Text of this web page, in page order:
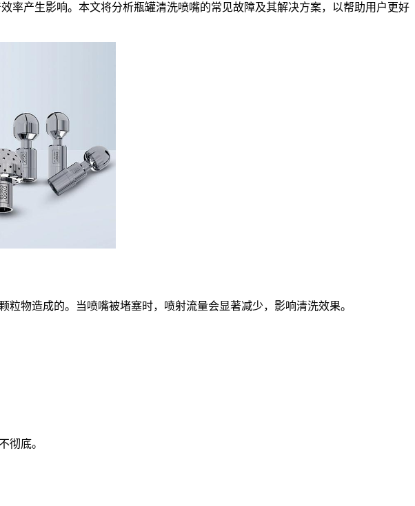
率产生影响。本文将分析瓶罐清洗喷嘴的常见故障及其解决方案，以帮助用户更好
物造成的。当喷嘴被堵塞时，喷射流量会显著减少，影响清洗效果。
彻底。